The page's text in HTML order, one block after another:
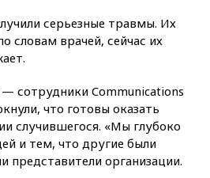
серьезные травмы. Их
словам врачей, сейчас их
сотрудники Communications
что готовы оказать
случившегося. «Мы глубоко
и тем, что другие были
представители организации.